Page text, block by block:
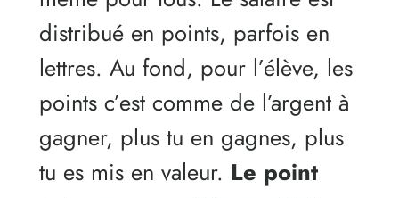
distribué en points, parfois en
lettres. Au fond, pour l’élève, les
points c’est comme de l’argent à
gagner, plus tu en gagnes, plus
tu es mis en valeur. Le point